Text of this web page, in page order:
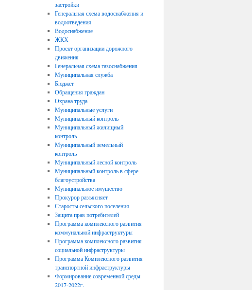
застройки
Генеральная схема водоснабжения и
водоотведения
Водоснабжение
ЖКХ
Проект организации дорожного
движения
Генеральная схема газоснабжения
Муниципальная служба
Бюджет
Обращения граждан
Охрана труда
Муниципальные услуги
Муниципальный контроль
Муниципальный жилищный
контроль
Муниципальный земельный
контроль
Муниципальный лесной контроль
Муниципальный контроль в сфере
благоустройства
Муниципальное имущество
Прокурор разъясняет
Старосты сельского поселения
Защита прав потребителей
Программа комплексного развития
коммунальной инфраструктуры
Программа комплексного развития
социальной инфраструктуры
Программа Комплексного развития
транспортной инфраструктуры
Формирование современной среды
2017-2022г.